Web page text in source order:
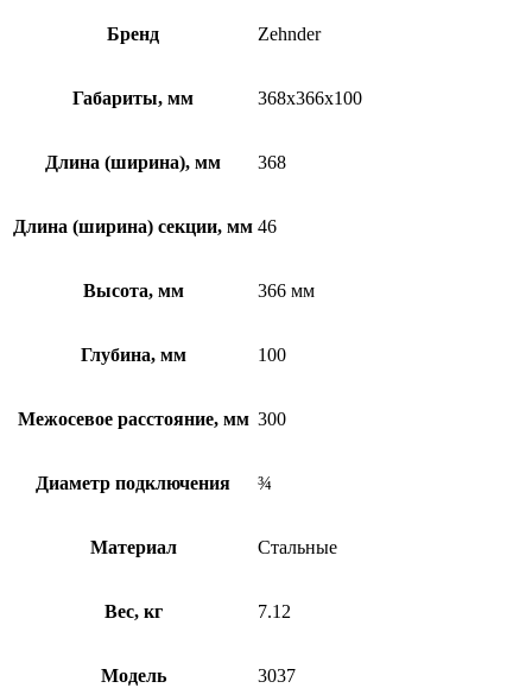
Бренд Zehnder
Габариты, мм 368x366x100
Длина (ширина), мм 368
Длина (ширина) секции, мм 46
Высота, мм 366 мм
Глубина, мм 100
Межосевое расстояние, мм 300
Диаметр подключения ¾
Материал Стальные
Вес, кг 7.12
Модель 3037